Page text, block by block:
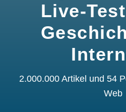
Live-
2.000.000 Artikel und 54
Web